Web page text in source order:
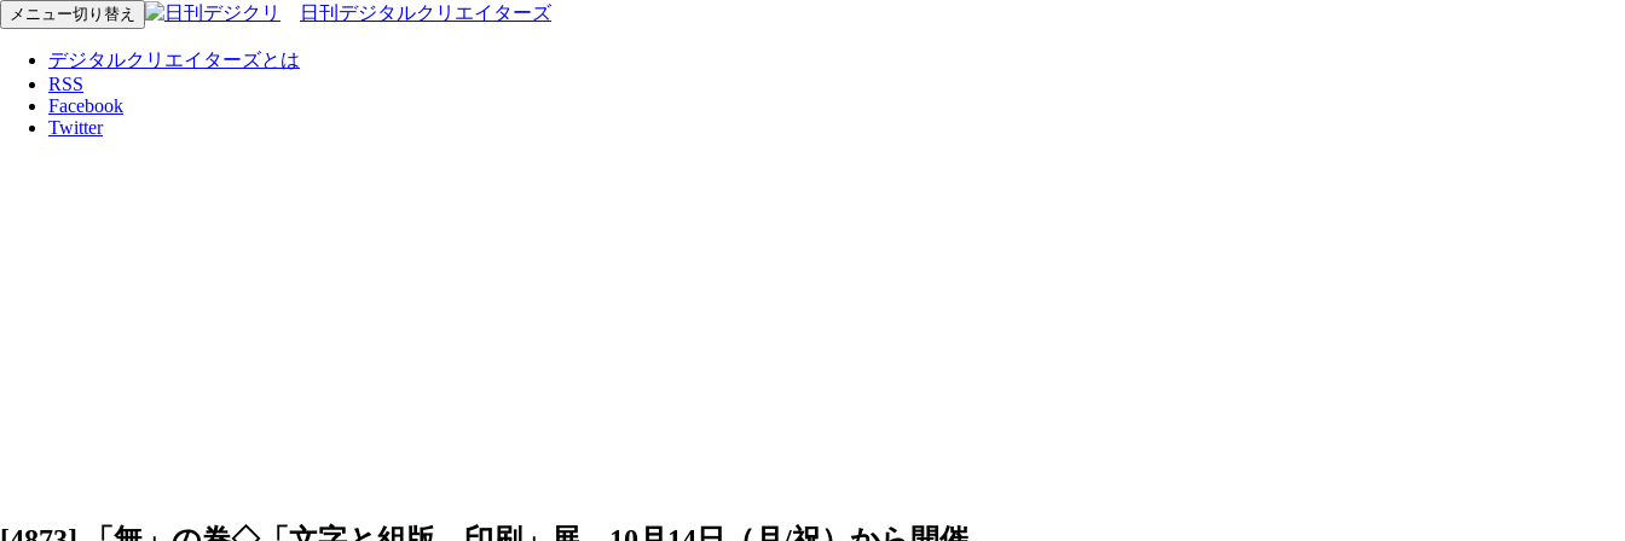
メニュー切り替え 日刊デジタルクリエイターズ
デジタルクリエイターズとは
RSS
Facebook
Twitter